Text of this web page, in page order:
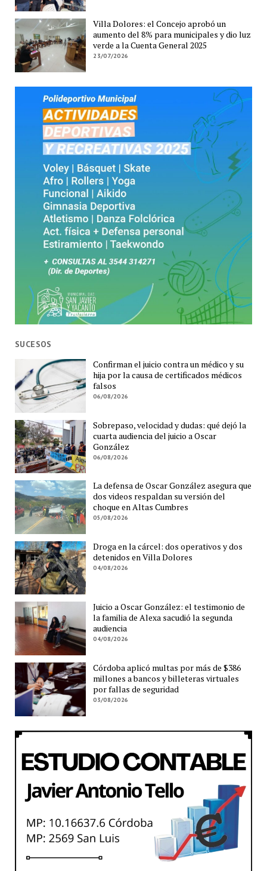
Villa Dolores: el Concejo aprobó un
aumento del 8% para municipales y dio luz
verde a la Cuenta General 2025
23/07/2026
SUCESOS
Confirman el juicio contra un médico y su
hija por la causa de certificados médicos
falsos
06/08/2026
Sobrepaso, velocidad y dudas: qué dejó la
cuarta audiencia del juicio a Oscar
González
06/08/2026
La defensa de Oscar González asegura que
dos videos respaldan su versión del
choque en Altas Cumbres
05/08/2026
Droga en la cárcel: dos operativos y dos
detenidos en Villa Dolores
04/08/2026
Juicio a Oscar González: el testimonio de
la familia de Alexa sacudió la segunda
audiencia
04/08/2026
Córdoba aplicó multas por más de $386
millones a bancos y billeteras virtuales
por fallas de seguridad
03/08/2026